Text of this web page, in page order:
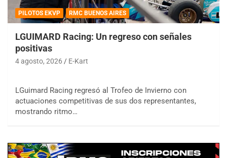
PILOTOS EKVP RMC BUENOS AIRES
LGUIMARD Racing: Un regreso con señales
positivas
4 agosto, 2026 E-Kart
LGuimard Racing regresó al Trofeo de Invierno con
actuaciones competitivas de sus dos representantes,
mostrando ritmo…
COBERTURA ESPECIAL DE E-KART.COM.AR
08/09-AGO
Baradero (Buenos Aires)